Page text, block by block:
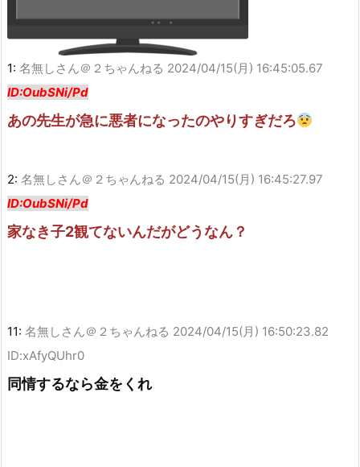
1: 名無しさん＠２ちゃんねる 2024/04/15(月) 16:45:05.67
ID:OubSNi/Pd
あの先生が急に悪者になったのやりすぎだろ
2: 名無しさん＠２ちゃんねる 2024/04/15(月) 16:45:27.97
ID:OubSNi/Pd
家なき子2観てないんだがどうなん？
11: 名無しさん＠２ちゃんねる 2024/04/15(月) 16:50:23.82
ID:xAfyQUhr0
同情するなら金をくれ